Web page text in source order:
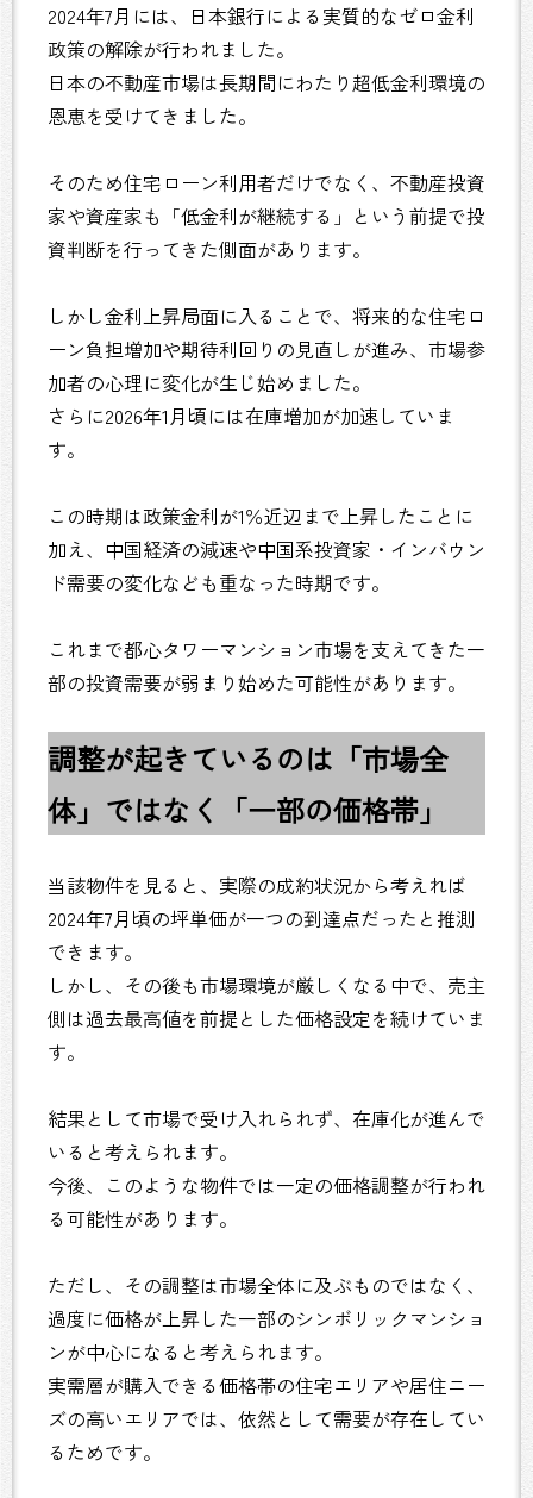
2024年7月には、日本銀行による実質的なゼロ金利
政策の解除が行われました。
日本の不動産市場は長期間にわたり超低金利環境の
恩恵を受けてきました。
そのため住宅ローン利用者だけでなく、不動産投資
家や資産家も「低金利が継続する」という前提で投
資判断を行ってきた側面があります。
しかし金利上昇局面に入ることで、将来的な住宅ロ
ーン負担増加や期待利回りの見直しが進み、市場参
加者の心理に変化が生じ始めました。
さらに2026年1月頃には在庫増加が加速していま
す。
この時期は政策金利が1％近辺まで上昇したことに
加え、中国経済の減速や中国系投資家・インバウン
ド需要の変化なども重なった時期です。
これまで都心タワーマンション市場を支えてきた一
部の投資需要が弱まり始めた可能性があります。
調整が起きているのは「市場全
体」ではなく「一部の価格帯」
当該物件を見ると、実際の成約状況から考えれば
2024年7月頃の坪単価が一つの到達点だったと推測
できます。
しかし、その後も市場環境が厳しくなる中で、売主
側は過去最高値を前提とした価格設定を続けていま
す。
結果として市場で受け入れられず、在庫化が進んで
いると考えられます。
今後、このような物件では一定の価格調整が行われ
る可能性があります。
ただし、その調整は市場全体に及ぶものではなく、
過度に価格が上昇した一部のシンボリックマンショ
ンが中心になると考えられます。
実需層が購入できる価格帯の住宅エリアや居住ニー
ズの高いエリアでは、依然として需要が存在してい
るためです。